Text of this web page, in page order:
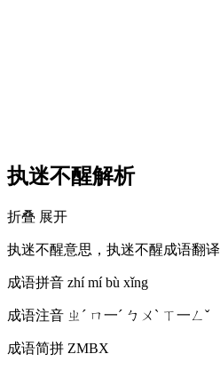
执迷不醒解析
折叠 展开
执迷不醒意思，执迷不醒成语翻译
成语拼音 zhí mí bù xǐng
成语注音 ㄓˊ ㄇ一ˊ ㄅㄨˋ ㄒ一ㄥˇ
成语简拼 ZMBX